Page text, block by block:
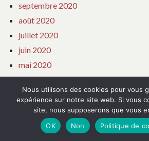
septembre 2020
août 2020
juillet 2020
juin 2020
mai 2020
avril 2020
mars 2020
février 2020
Nous utilisons des cookies pour vous
expérience sur notre site web. Si vous
site, nous supposerons que vous
OK
Non Politique de